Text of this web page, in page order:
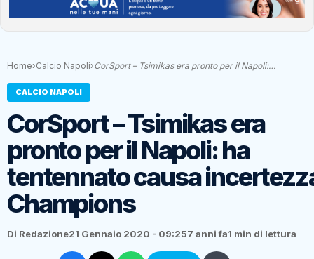
Home›Calcio Napoli›CorSport – Tsimikas era pronto per il Napoli:…
CALCIO NAPOLI
CorSport – Tsimikas era
pronto per il Napoli: ha
tentennato causa
Champions
Di Redazione21 Gennaio 2020 - 09:257 anni fa1 min di lettura